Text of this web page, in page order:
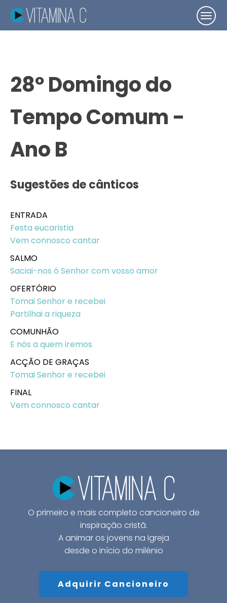
28º Domingo do
Tempo Comum -
Ano B
Sugestões de cânticos
ENTRADA
Festa eucaristia
Vem connosco cantar
SALMO
Saciai-nos ó Senhor com vosso amor
OFERTÓRIO
Tomai Senhor e recebei
Partilhai a riqueza
COMUNHÃO
E nós a quem iremos
ACÇÃO DE GRAÇAS
Tomai Senhor e recebei
FINAL
Vem connosco cantar
O primeiro e mais completo cancioneiro de
inspiração cristã.
A animar os jovens na Igreja
desde o início do milénio
Adquirir Cancioneiro